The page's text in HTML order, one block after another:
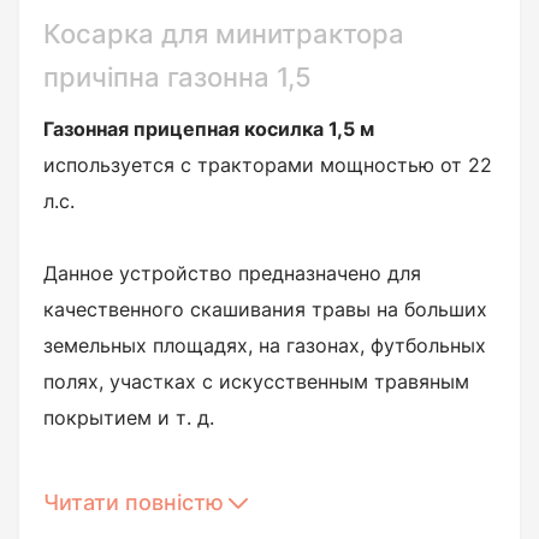
Косарка для минитрактора
причіпна газонна 1,5
Газонная прицепная косилка 1,5 м
используется с тракторами мощностью от 22
л.с.
Данное устройство предназначено для
качественного скашивания травы на больших
земельных площадях, на газонах, футбольных
полях, участках с искусственным травяным
покрытием и т. д.
Стебли растений срезаются
Читати повністю